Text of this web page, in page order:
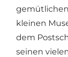
kleinen
dem
seinen